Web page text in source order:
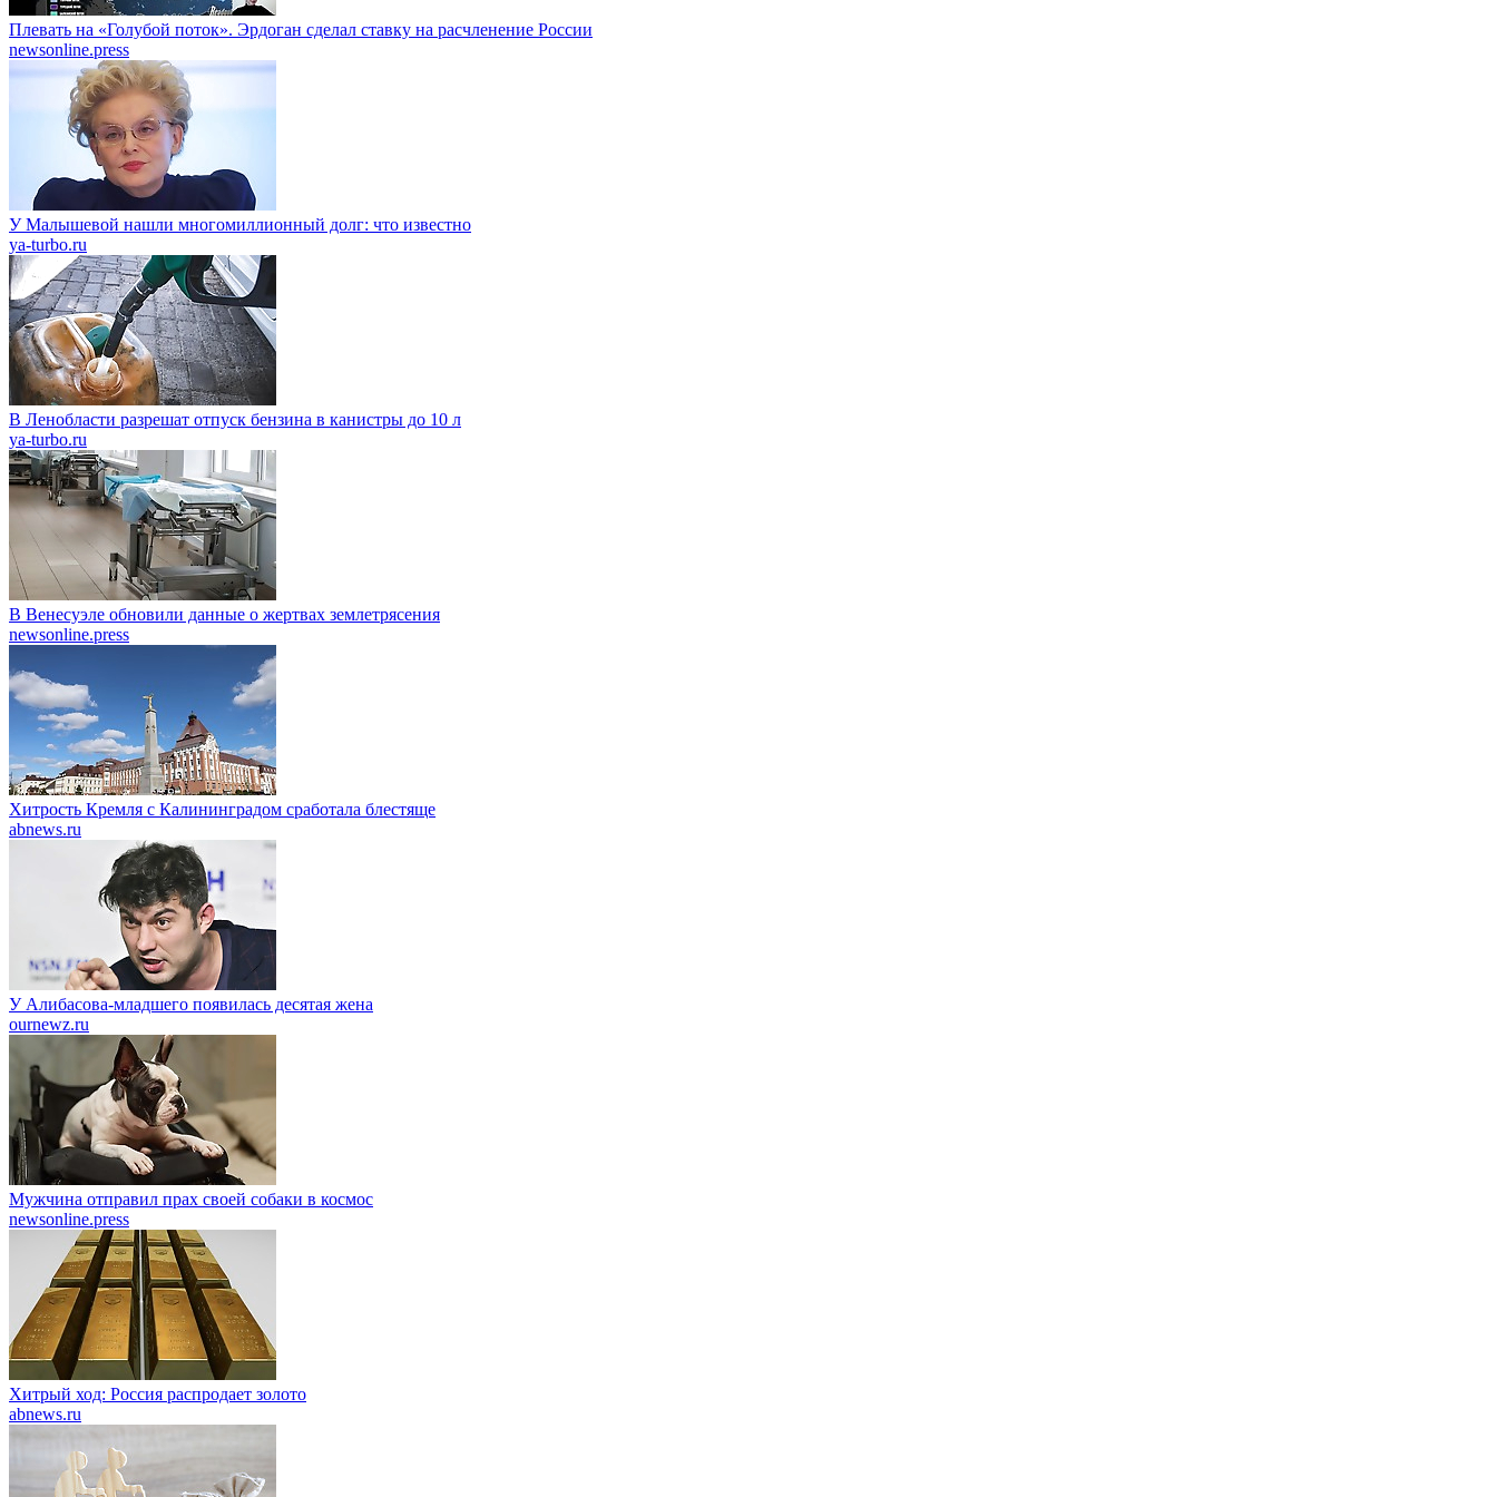
Плевать на «Голубой поток». Эрдоган сделал ставку на расчленение России
newsonline.press
У Малышевой нашли многомиллионный долг: что известно
ya-turbo.ru
В Ленобласти разрешат отпуск бензина в канистры до 10 л
ya-turbo.ru
В Венесуэле обновили данные о жертвах землетрясения
newsonline.press
Хитрость Кремля с Калининградом сработала блестяще
abnews.ru
У Алибасова-младшего появилась десятая жена
ournewz.ru
Мужчина отправил прах своей собаки в космос
newsonline.press
Хитрый ход: Россия распродает золото
abnews.ru